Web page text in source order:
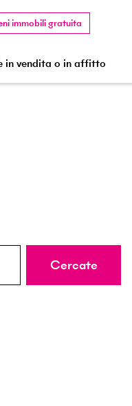
immobili gratuita
in vendita o in affitto
Cercate